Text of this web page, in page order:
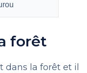
forêt
la forêt et il